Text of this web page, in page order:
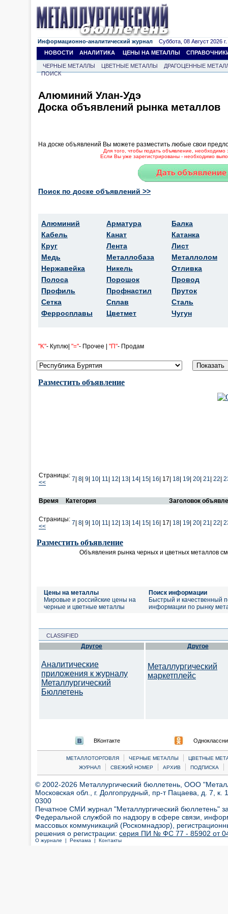
Информационно-аналитический журнал Суббота, 08 Август 2026 г.
НОВОСТИ
АНАЛИТИКА ЦЕНЫ НА МЕТАЛЛЫ
ЧЕРНЫЕ МЕТАЛЛЫ ЦВЕТНЫЕ МЕТАЛЛЫ
ДРАГОЦЕННЫЕ
ПОИСК
Алюминий Улан-Удэ
Доска объявлений рынка металлов
На доске объявлений Вы можете разместить любые свои
Для того, чтобы подать объявление, необходимо
Если Вы уже зарегистрированы - необходимо
Поиск по доске объявлений >>
Алюминий
Кабель
Круг
Медь
Нержавейка
Полоса
Профиль
Сетка
Ферросплавы
Арматура
Канат
Лента
Металлобаза
Никель
Порошок
Профнастил
Сплав
Цветмет
Балка
Катанка
Лист
Металлолом
Отливка
Провод
Пруток
Сталь
Чугун
"K"- Куплю| "="- Прочее | "П"- Продам
Разместить объявление
Страницы:
<<
7 8 9 10 11 12 13 14 15 16 17| 18 19 20 21 22
Время Категория Заголовок
Страницы:
<<
7 8 9 10 11 12 13 14 15 16 17| 18 19 20 21 22
Разместить объявление
Объявления рынка черных и цветных металлов
Цены на металлы
Мировые и российские цены на
черные и цветные металлы
Поиск информации
Быстрый и качественный
информации по рынку
CLASSIFIED
Другое
Аналитические
приложения к журналу
Металлургический
Бюллетень
Другое
Металлургический
маркетплейс
ВКонтакте
МЕТАЛЛОТОРГОВЛЯ | ЧЕРНЫЕ МЕТАЛЛЫ |
ЦВЕТНЫЕ
ЖУРНАЛ
| СВЕЖИЙ НОМЕР | АРХИВ | ПОДПИСКА |
© 2002-2026 Металлургический бюллетень, ООО
Московская обл., г. Долгопрудный, пр-т Пацаева, д. 7,
0300
Печатное СМИ журнал "Металлургический бюллетень"
Федеральной службой по надзору в сфере связи,
массовых коммуникаций (Роскомнадзор),
решения о регистрации: серия ПИ № ФС 77 - 85902 от 04
О журнале | Реклама | Контакты